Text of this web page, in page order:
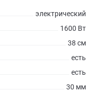
электрический
1600 Вт
38 см
есть
есть
30 мм